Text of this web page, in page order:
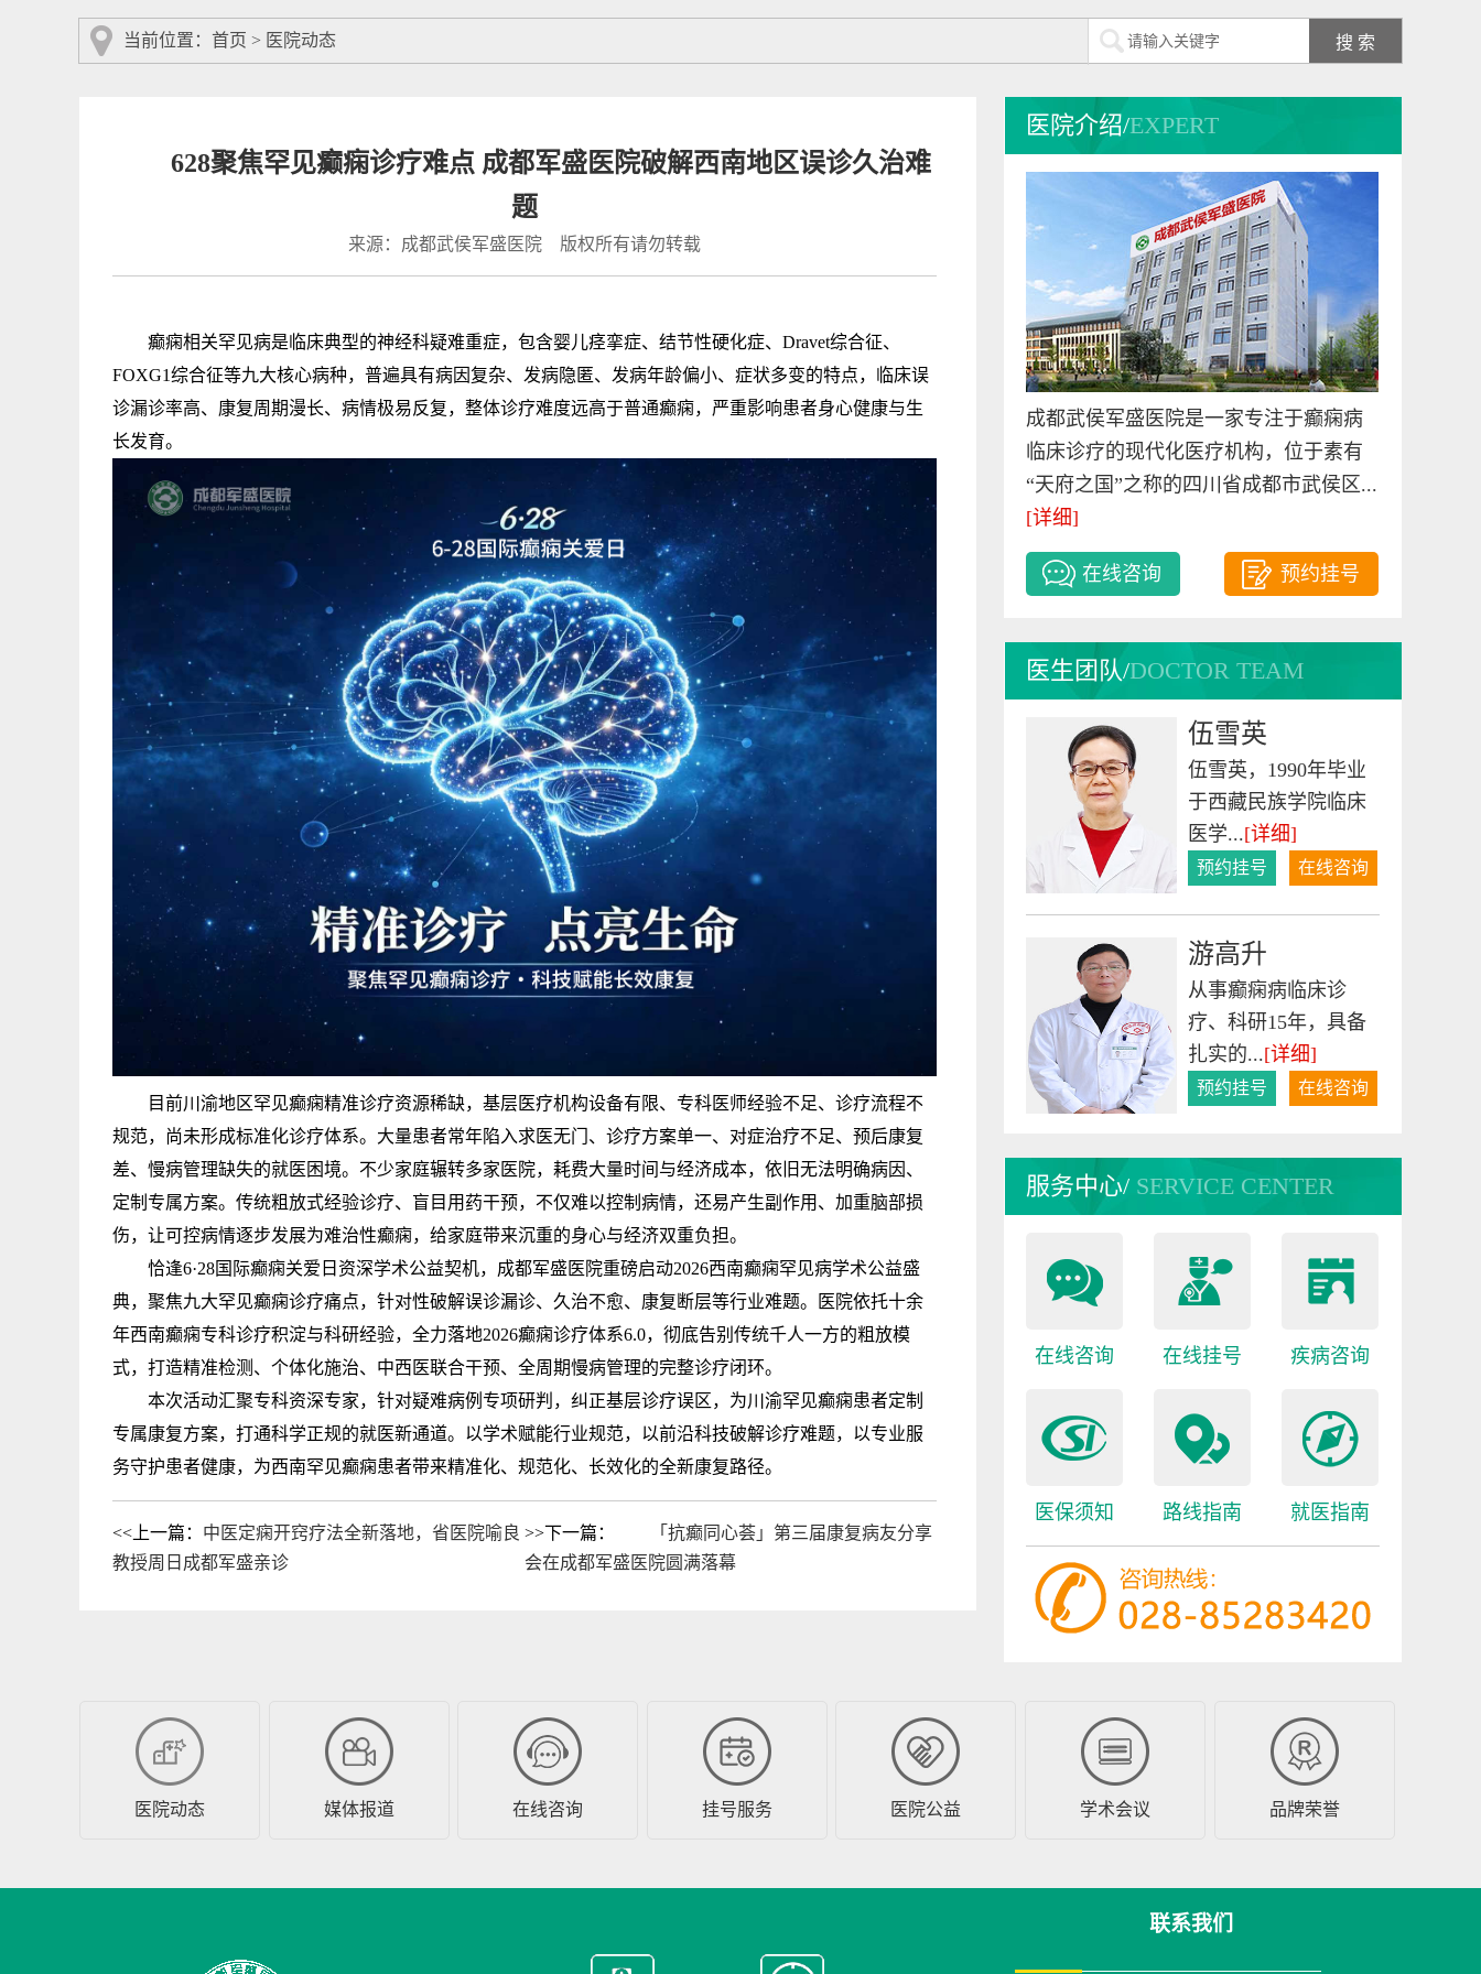
当前位置： 首页 > 医院动态
628聚焦罕见癫痫诊疗难点 成都军盛医院破解西南地区误诊久治难
题
来源：成都武侯军盛医院 版权所有请勿转载
癫痫相关罕见病是临床典型的神经科疑难重症，包含婴儿痉挛症、结节性硬化症、Dravet综合征、
FOXG1综合征等九大核心病种，普遍具有病因复杂、发病隐匿、发病年龄偏小、症状多变的特点，临床误
诊漏诊率高、康复周期漫长、病情极易反复，整体诊疗难度远高于普通癫痫，严重影响患者身心健康与生
长发育。
目前川渝地区罕见癫痫精准诊疗资源稀缺，基层医疗机构设备有限、专科医师经验不足、诊疗流程不
规范，尚未形成标准化诊疗体系。大量患者常年陷入求医无门、诊疗方案单一、对症治疗不足、预后康复
差、慢病管理缺失的就医困境。不少家庭辗转多家医院，耗费大量时间与经济成本，依旧无法明确病因、
定制专属方案。传统粗放式经验诊疗、盲目用药干预，不仅难以控制病情，还易产生副作用、加重脑部损
伤，让可控病情逐步发展为难治性癫痫，给家庭带来沉重的身心与经济双重负担。
恰逢6·28国际癫痫关爱日资深学术公益契机，成都军盛医院重磅启动2026西南癫痫罕见病学术公益盛
典，聚焦九大罕见癫痫诊疗痛点，针对性破解误诊漏诊、久治不愈、康复断层等行业难题。医院依托十余
年西南癫痫专科诊疗积淀与科研经验，全力落地2026癫痫诊疗体系6.0，彻底告别传统千人一方的粗放模
式，打造精准检测、个体化施治、中西医联合干预、全周期慢病管理的完整诊疗闭环。
本次活动汇聚专科资深专家，针对疑难病例专项研判，纠正基层诊疗误区，为川渝罕见癫痫患者定制
专属康复方案，打通科学正规的就医新通道。以学术赋能行业规范，以前沿科技破解诊疗难题，以专业服
务守护患者健康，为西南罕见癫痫患者带来精准化、规范化、长效化的全新康复路径。
<<上一篇： 中医定痫开窍疗法全新落地，省医院喻良
教授周日成都军盛亲诊
>>下一篇：
「抗癫同心荟」第三届康复病友分享
会在成都军盛医院圆满落幕
医院介绍/EXPERT
成都武侯军盛医院是一家专注于癫痫病
临床诊疗的现代化医疗机构，位于素有
“天府之国”之称的四川省成都市武侯区...
[详细]
在线咨询 预约挂号
医生团队/DOCTOR TEAM
护士长、主管护师 专
家简介：1971年出
预约挂号 在线咨询
伍雪英
伍雪英，1990年毕业
于西藏民族学院临床
医学...[详细]
预约挂号 在线咨询
游高升
从事癫痫病临床诊
疗、科研15年，具备
扎实的...[详细]
预约挂号 在线咨询
李恩
李恩医生，出生于
中医药...
[详细]
预约挂号 在线咨询
致力于中西医结合癫
痫病的临床医学科研
杜亚文
在线咨询
医科主...
预约挂号 在线咨询
服务中心/ SERVICE CENTER
在线咨询 在线挂号 疾病咨询
医保须知 路线指南 就医指南
医院动态 媒体报道 在线咨询 挂号服务 医院公益 学术会议 品牌荣誉
联系我们